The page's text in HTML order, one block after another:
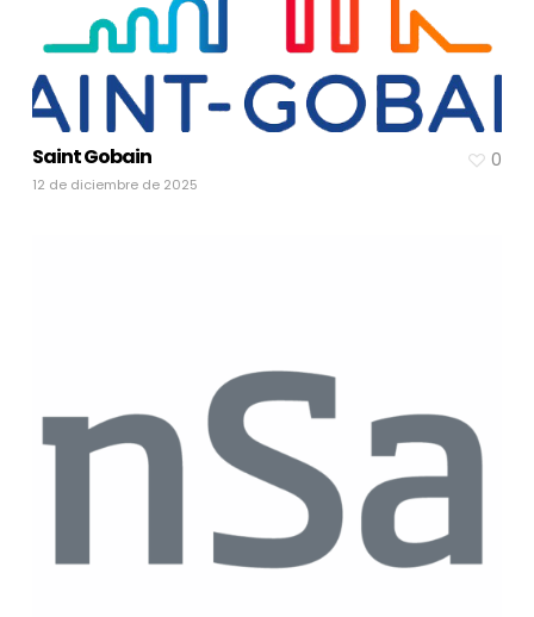
Saint Gobain
12 de diciembre de 2025
0